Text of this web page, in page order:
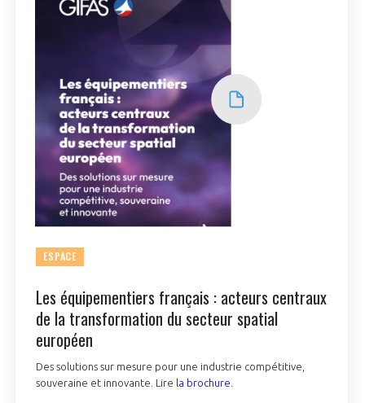
ESPACE
Les équipementiers français : acteurs centraux
de la transformation du secteur spatial
européen
Des solutions sur mesure pour une industrie compétitive,
souveraine et innovante. Lire la brochure